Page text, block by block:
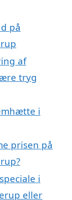
på
af
tryg
i
prisen på
i
eller